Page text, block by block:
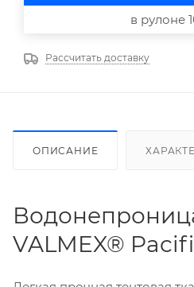
в рулоне
Рассчитать доставку
ОПИСАНИЕ
VALMEX®